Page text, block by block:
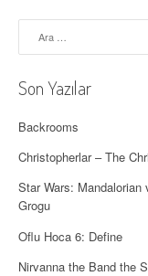
d
o
l
a
ş
ı
m
ı
Son Yazılar
Backrooms
Christopherlar – The
Star Wars: Mandalorian
Grogu
Oflu Hoca 6: Define
Nirvanna the Band the